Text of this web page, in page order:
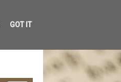
GOT IT